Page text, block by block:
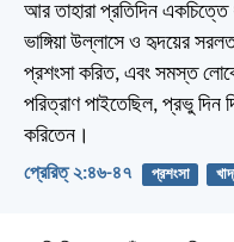
আর তাহারা প্রতিদিন একচিত্তে
ভাঙ্গিয়া উল্লাসে ও হৃদয়ের
প্রশংসা করিত, এবং সমস্ত
পরিত্রাণ পাইতেছিল, প্রভু দিন
করিতেন।
প্রেরিত্‌ ২:৪৬-৪৭ প্রশংসা